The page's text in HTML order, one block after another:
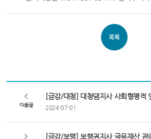
다음글 2024-07-01